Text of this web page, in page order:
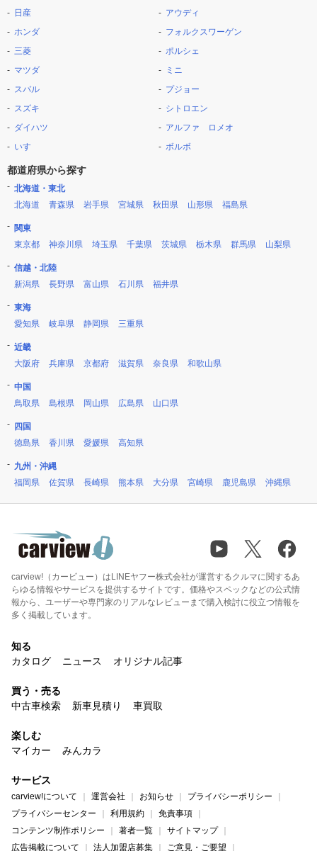
日産
ホンダ
三菱
マツダ
スバル
スズキ
ダイハツ
いすゞ
アウディ
フォルクスワーゲン
ポルシェ
ミニ
プジョー
シトロエン
アルファ ロメオ
ボルボ
都道府県から探す
北海道・東北
北海道
青森県 岩手県 宮城県 秋田県 山形県 福島県
関東
東京都
神奈川県 埼玉県 千葉県 茨城県 栃木県 群馬県 山梨県
信越・北陸
新潟県
長野県 富山県 石川県 福井県
東海
愛知県
岐阜県 静岡県 三重県
近畿
大阪府
兵庫県 京都府 滋賀県 奈良県 和歌山県
中国
鳥取県
島根県 岡山県 広島県 山口県
四国
徳島県
香川県 愛媛県 高知県
九州・沖縄
福岡県
佐賀県 長崎県 熊本県 大分県 宮崎県 鹿児島県 沖縄県
carview!（カービュー）はLINEヤフー株式会社が運営するクルマに関するあ
らゆる情報やサービスを提供するサイトです。価格やスペックなどの公式情
報から、ユーザーや専門家のリアルなレビューまで購入検討に役立つ情報を
多く掲載しています。
知る
カタログ
ニュース オリジナル記事
買う・売る
中古車検索
新車見積り 車買取
楽しむ
マイカー
みんカラ
サービス
carview!について 運営会社 お知らせ
プライバシーポリシー
プライバシーセンター
利用規約
免責事項
コンテンツ制作ポリシー
著者一覧
サイトマップ
広告掲載について
法人加盟店募集 ご意見・ご要望